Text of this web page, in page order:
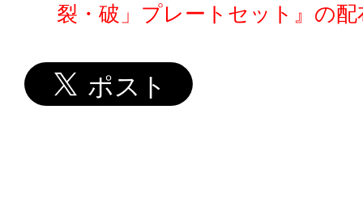
裂・破」プレートセット』の